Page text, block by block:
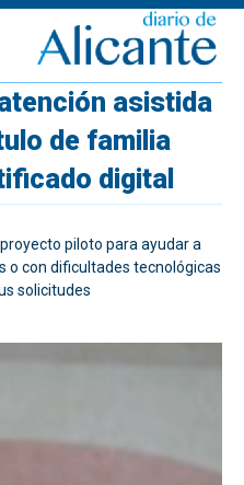
asistida
de familia
digital
piloto para ayudar a
o con dificultades tecnológicas
solicitudes